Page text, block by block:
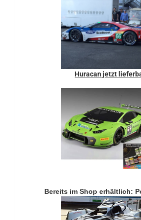
Huracan jetzt
Bereits im Shop erhältlich: